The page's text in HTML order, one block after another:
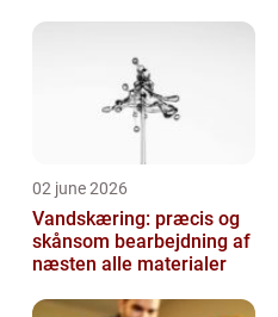
02 june 2026
Vandskæring: præcis og
skånsom bearbejdning af
næsten alle materialer